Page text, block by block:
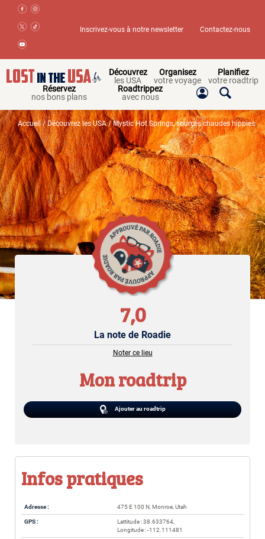
Inscrivez-vous à notre newsletter Contactez-nous
Découvrez
les USA
Organisez
votre voyage
Planifiez
votre roadtrip
Réservez
nos bons plans
Roadtrippez
avec nous
Accueil/Découvrez les USA/ Mystic Hot Springs, sources chaudes hippies
7,0
La note de Roadie
Noter ce lieu
Mon roadtrip
Ajouter au roadtrip
Infos pratiques
Adresse : 475 E 100 N, Monroe, Utah
GPS :
Lattitude : 38.633764,
Longitude : -112.111481